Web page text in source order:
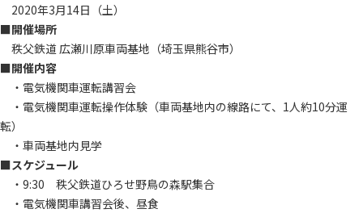
2020年3月14日（土）
■開催場所
秩父鉄道 広瀬川原車両基地（埼玉県熊谷市）
■開催内容
・電気機関車運転講習会
・電気機関車運転操作体験（車両基地内の線路にて、1人約10分運
転）
・車両基地内見学
■スケジュール
・9:30 秩父鉄道ひろせ野鳥の森駅集合
・電気機関車講習会後、昼食